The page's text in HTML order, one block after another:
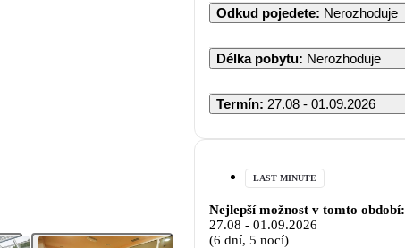
Odkud pojedete: Nerozhoduje
Délka pobytu: Nerozhoduje
Termín: 27.08 - 01.09.2026
LAST MINUTE
Nejlepší možnost v tomto období:
27.08 - 01.09.2026
(6 dní, 5 nocí)